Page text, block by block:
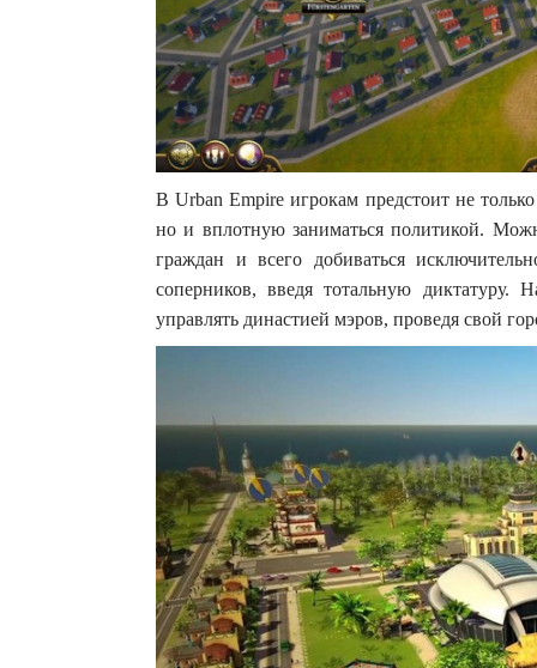
В Urban Empire игрокам предстоит не
но и вплотную заниматься политикой.
граждан и всего добиваться
соперников, введя тотальную диктатуру.
управлять династией мэров, проведя свой